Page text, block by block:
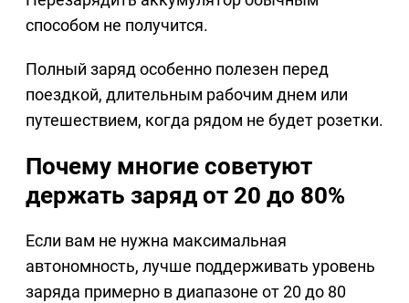
способом не получится.
Полный заряд особенно полезен перед
поездкой, длительным рабочим днем или
путешествием, когда рядом не будет розетки.
Почему многие советуют
держать заряд от 20 до 80%
Если вам не нужна максимальная
автономность, лучше поддерживать уровень
заряда примерно в диапазоне от 20 до 80